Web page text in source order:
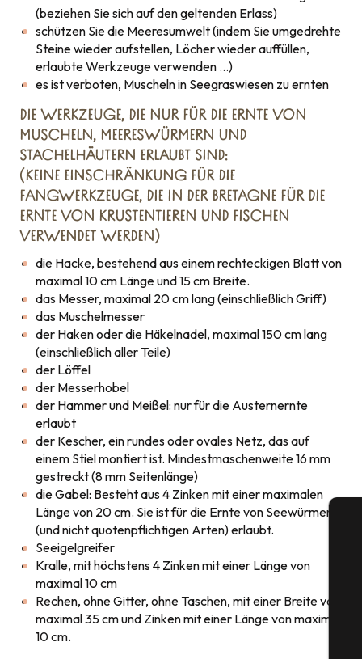
(beziehen Sie sich auf den geltenden Erlass)
schützen Sie die Meeresumwelt (indem Sie umgedrehte
Steine wieder aufstellen, Löcher wieder auffüllen,
erlaubte Werkzeuge verwenden …)
es ist verboten, Muscheln in Seegraswiesen zu ernten
DIE WERKZEUGE, DIE NUR FÜR DIE ERNTE VON
MUSCHELN, MEERESWÜRMERN UND
STACHELHÄUTERN ERLAUBT SIND:
(KEINE EINSCHRÄNKUNG FÜR DIE
FANGWERKZEUGE, DIE IN DER BRETAGNE FÜR DIE
ERNTE VON KRUSTENTIEREN UND FISCHEN
VERWENDET WERDEN)
die Hacke, bestehend aus einem rechteckigen Blatt von
maximal 10 cm Länge und 15 cm Breite.
das Messer, maximal 20 cm lang (einschließlich Griff)
das Muschelmesser
der Haken oder die Häkelnadel, maximal 150 cm lang
(einschließlich aller Teile)
der Löffel
der Messerhobel
der Hammer und Meißel: nur für die Austernernte
erlaubt
der Kescher, ein rundes oder ovales Netz, das auf
einem Stiel montiert ist. Mindestmaschenweite 16 mm
gestreckt (8 mm Seitenlänge)
die Gabel: Besteht aus 4 Zinken mit einer maximalen
Länge von 20 cm. Sie ist für die Ernte von Seewürmern
(und nicht quotenpflichtigen Arten) erlaubt.
Seeigelgreifer
Kralle, mit höchstens 4 Zinken mit einer Länge von
maximal 10 cm
Rechen, ohne Gitter, ohne Taschen, mit einer Breite von
maximal 35 cm und Zinken mit einer Länge von maximal
10 cm.